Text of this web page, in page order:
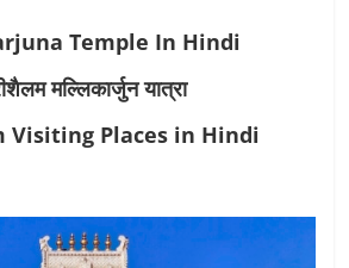
Temple In Hindi
मल्लिकार्जुन यात्रा
Visiting Places in Hindi